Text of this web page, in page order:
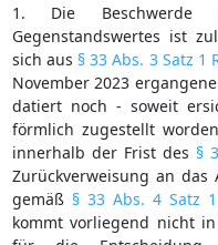
1. Die Beschwerde
Gegenstandswertes ist
sich aus § 33 Abs. 3 Satz 1
November 2023
datiert noch - soweit
förmlich zugestellt
innerhalb der Frist des §
Zurückverweisung an
gemäß § 33 Abs. 4 Satz 1
kommt vorliegend nicht